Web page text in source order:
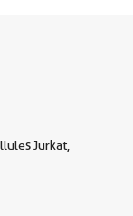
Jurkat,